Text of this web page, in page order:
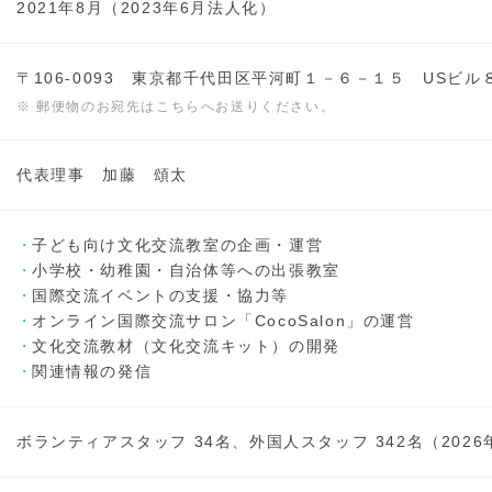
2021年8月（2023年6月法人化）
〒106-0093 東京都千代田区平河町１－６－１５ USビル
※ 郵便物のお宛先はこちらへお送りください。
代表理事 加藤 頌太
子ども向け文化交流教室の企画・運営
小学校・幼稚園・自治体等への出張教室
国際交流イベントの支援・協力等
オンライン国際交流サロン「CocoSalon」の運営
文化交流教材（文化交流キット）の開発
関連情報の発信
ボランティアスタッフ 34名、外国人スタッフ 342名（2026